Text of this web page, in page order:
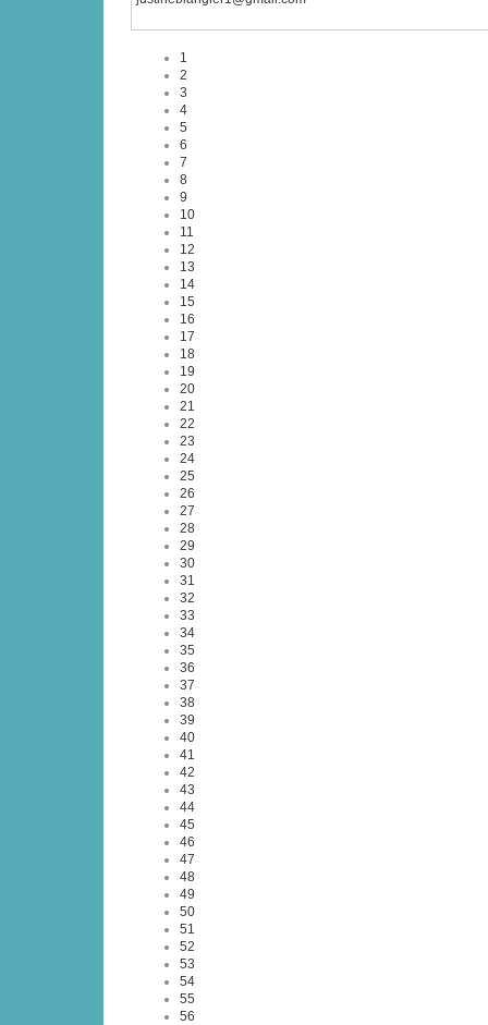
1
2
3
4
5
6
7
8
9
10
11
12
13
14
15
16
17
18
19
20
21
22
23
24
25
26
27
28
29
30
31
32
33
34
35
36
37
38
39
40
41
42
43
44
45
46
47
48
49
50
51
52
53
54
55
56